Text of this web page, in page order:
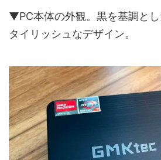
▼PC本体の外観。黒を基調と
タイリッシュなデザイン。